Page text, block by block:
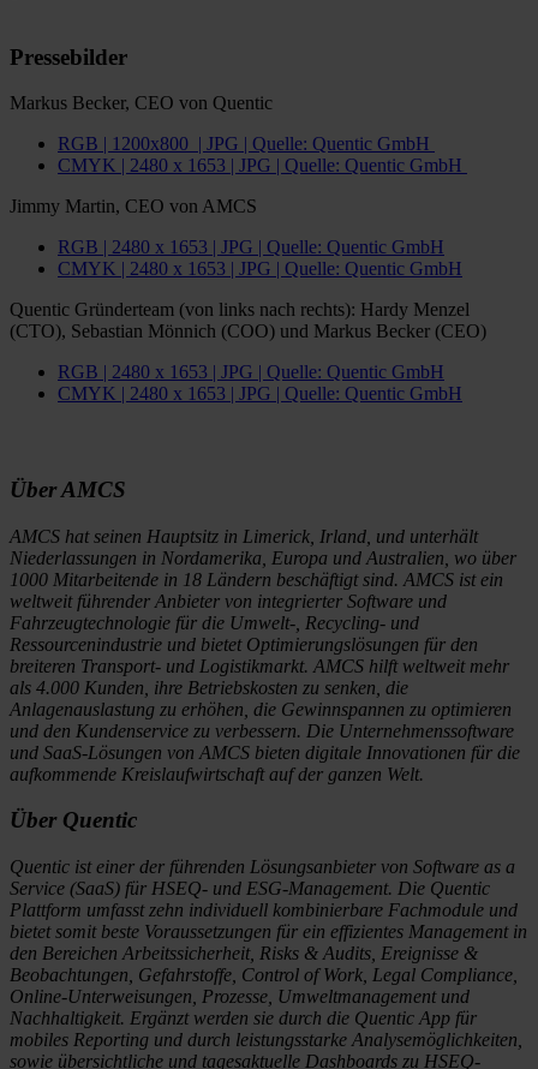
Pressebilder
Markus Becker, CEO von Quentic
RGB | 1200x800 | JPG | Quelle: Quentic GmbH
CMYK | 2480 x 1653 | JPG | Quelle: Quentic GmbH
Jimmy Martin, CEO von AMCS
RGB | 2480 x 1653 | JPG | Quelle: Quentic GmbH
CMYK | 2480 x 1653 | JPG | Quelle: Quentic GmbH
Quentic Gründerteam (von links nach rechts): Hardy Menzel
(CTO), Sebastian Mönnich (COO) und Markus Becker (CEO)
RGB | 2480 x 1653 | JPG | Quelle: Quentic GmbH
CMYK | 2480 x 1653 | JPG | Quelle: Quentic GmbH
Über AMCS
AMCS hat seinen Hauptsitz in Limerick, Irland, und unterhält
Niederlassungen in Nordamerika, Europa und Australien, wo über
1000 Mitarbeitende in 18 Ländern beschäftigt sind. AMCS ist ein
weltweit führender Anbieter von integrierter Software und
Fahrzeugtechnologie für die Umwelt-, Recycling- und
Ressourcenindustrie und bietet Optimierungslösungen für den
breiteren Transport- und Logistikmarkt. AMCS hilft weltweit mehr
als 4.000 Kunden, ihre Betriebskosten zu senken, die
Anlagenauslastung zu erhöhen, die Gewinnspannen zu optimieren
und den Kundenservice zu verbessern. Die Unternehmenssoftware
und SaaS-Lösungen von AMCS bieten digitale Innovationen für die
aufkommende Kreislaufwirtschaft auf der ganzen Welt.
Über Quentic
Quentic ist einer der führenden Lösungsanbieter von Software as a
Service (SaaS) für HSEQ- und ESG-Management. Die Quentic
Plattform umfasst zehn individuell kombinierbare Fachmodule und
bietet somit beste Voraussetzungen für ein effizientes Management in
den Bereichen Arbeitssicherheit, Risks & Audits, Ereignisse &
Beobachtungen, Gefahrstoffe, Control of Work, Legal Compliance,
Online-Unterweisungen, Prozesse, Umweltmanagement und
Nachhaltigkeit. Ergänzt werden sie durch die Quentic App für
mobiles Reporting und durch leistungsstarke Analysemöglichkeiten,
sowie übersichtliche und tagesaktuelle Dashboards zu HSEQ-